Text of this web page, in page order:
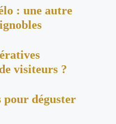
: une autre
visiteurs ?
pour déguster